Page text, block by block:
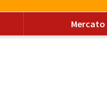
Mercato